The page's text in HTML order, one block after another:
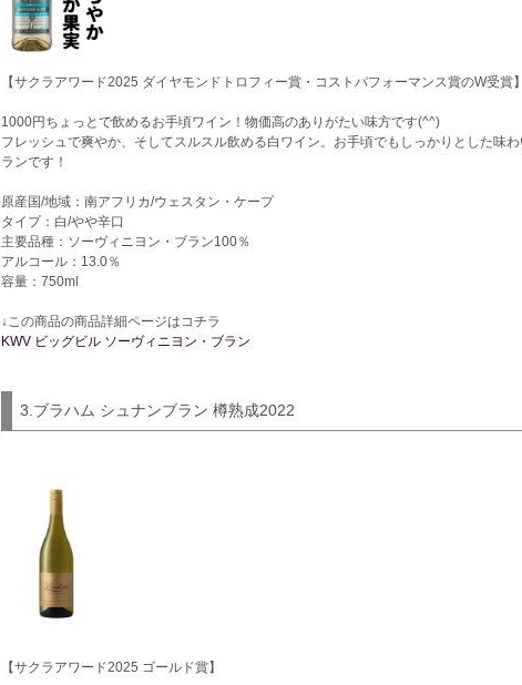
【サクラアワード2025 ダイヤモンドトロフィー賞・コストパフォーマンス賞のW受賞】
1000円ちょっとで飲めるお手頃ワイン！物価高のありがたい味方です(^^)
フレッシュで爽やか、そしてスルスル飲める白ワイン。お手頃でもしっかりとした味
ランです！
原産国/地域：南アフリカ/ウェスタン・ケープ
タイプ：白/やや辛口
主要品種：ソーヴィニヨン・ブラン100％
アルコール：13.0％
容量：750ml
↓この商品の商品詳細ページはコチラ
KWV ビッグビル ソーヴィニヨン・ブラン
3.ブラハム シュナンブラン 樽熟成2022
【サクラアワード2025 ゴールド賞】